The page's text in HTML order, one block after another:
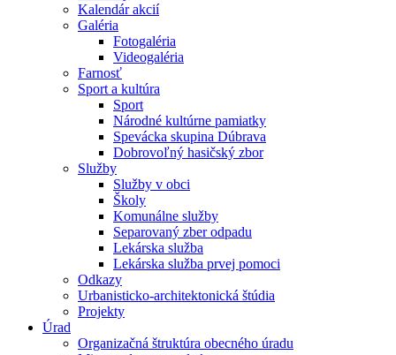
Kalendár akcií
Galéria
Fotogaléria
Videogaléria
Farnosť
Sport a kultúra
Sport
Národné kultúrne pamiatky
Spevácka skupina Dúbrava
Dobrovoľný hasičský zbor
Služby
Služby v obci
Školy
Komunálne služby
Separovaný zber odpadu
Lekárska služba
Lekárska služba prvej pomoci
Odkazy
Urbanisticko-architektonická štúdia
Projekty
Úrad
Organizačná štruktúra obecného úradu